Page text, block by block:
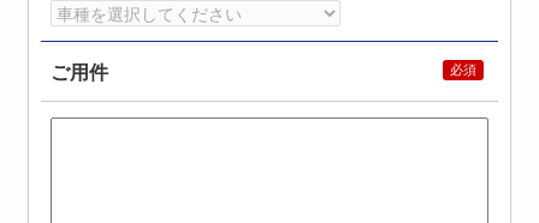
ご用件